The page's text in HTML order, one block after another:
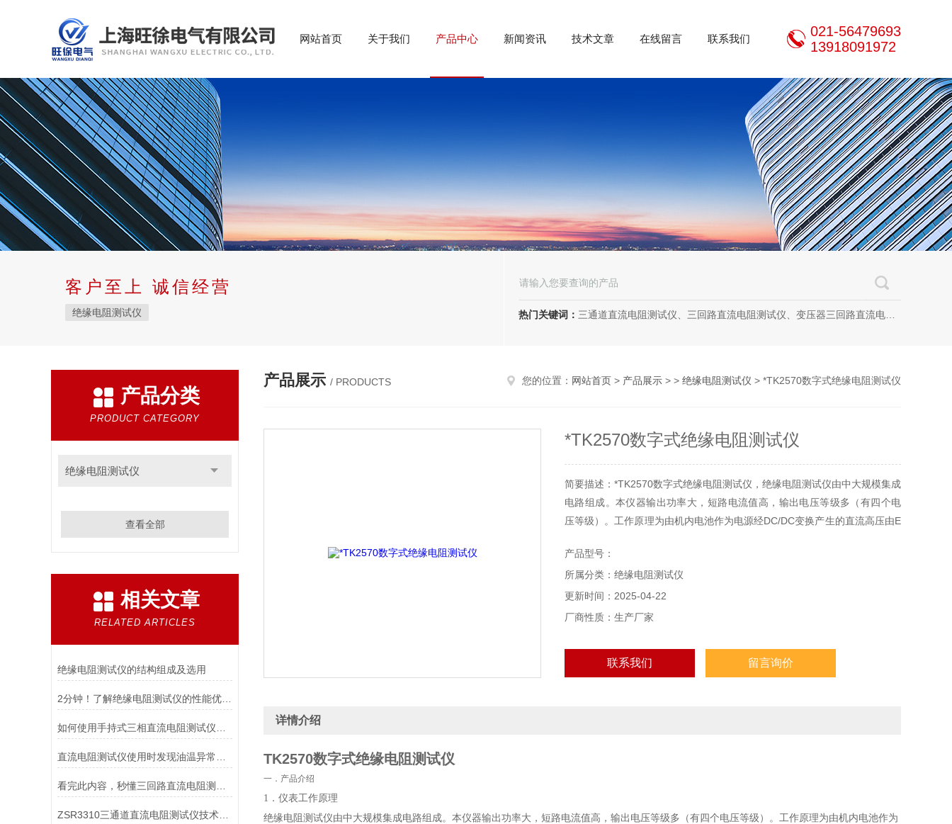
网站首页 关于我们 产品中心 新闻资讯 技术文章 在线留言 联系我们
021-56479693
13918091972
客户至上 诚信经营
绝缘电阻测试仪 热门关键词： 三通道直流电阻测试仪、三回路直流电阻测试仪、变压器三回路直流电阻测试仪、手持式三相直流电阻测试仪、三通道助磁直流电阻测试仪
产品分类
PRODUCT CATEGORY
绝缘电阻测试仪
查看全部
相关文章
RELATED ARTICLES
绝缘电阻测试仪的结构组成及选用
2分钟！了解绝缘电阻测试仪的性能优势！
ZSR3310三通道直流电阻测试仪技术特点
产品展示 / PRODUCTS 您的位置： 网站首页 > 产品展示 > > 绝缘电阻测试仪 > *TK2570数字式绝缘电阻测试仪
*TK2570数字式绝缘电阻测试仪
简要描述：*TK2570数字式绝缘电阻测试仪，绝缘电阻测试仪由中大规模集成
电路组成。本仪器输出功率大，短路电流值高，输出电压等级多（有四个电
压等级）。工作原理为由机内电池作为电源经DC/DC变换产生的直流高压由E
产品型号：
所属分类：绝缘电阻测试仪
更新时间：2025-04-22
厂商性质：生产厂家
联系我们 留言询价
详情介绍
TK2570数字式绝缘电阻测试仪
一．产品介绍
1．仪表工作原理
绝缘电阻测试仪由中大规模集成电路组成。本仪器输出功率大，短路电流值高，输出电压等级多（有四个电压等级）。工作原理为由机内电池作为